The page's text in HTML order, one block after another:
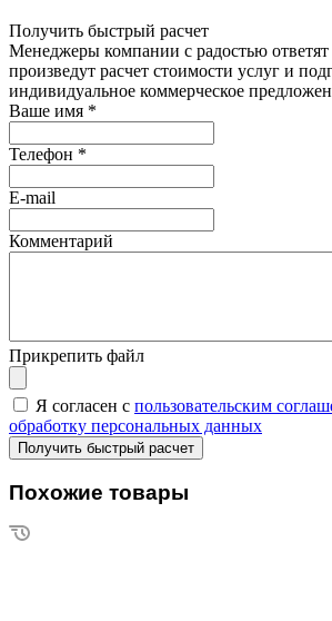
Получить быстрый расчет
Менеджеры компании с радостью
произведут расчет стоимости услуг и
индивидуальное коммерческое
Ваше имя *
Телефон *
E-mail
Комментарий
Прикрепить файл
Я согласен с пользовательским
обработку персональных данных
Похожие товары